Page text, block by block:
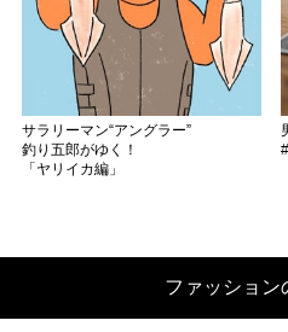
サラリーマン“アングラー”
釣り五郎がゆく！
「ヤリイカ編」
ファッション